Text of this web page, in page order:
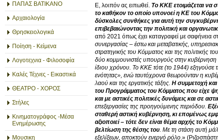
ΠΑΠΑΣ ΒΑΤΙΚΑΝΟ
Αρχαιολογία
Θρησκειολογικά
Ποίηση - Κείμενα
Λογοτεχνια - Φιλοσοφία
Καλές Τέχνες - Εικαστικά
ΘΕΑΤΡΟ - ΧΟΡΟΣ
Στήλες
Κινηματογράφος -Μέσα
Ενημέρωσης
Μουσικη
Ε, λοιπόν ας ειπωθεί. Το ΚΚΕ ετοιμάζεται να
το καθήκον το οποίο υπονοεί η ΚΕ του
δύσκολες συνθήκες για αυτή την
επιβεβαιώνοντας την πολιτική και
από 2021 όπως έχει καταγραφεί με σαφήνεια
συνεργασίας – έστω και μεταβατικής,
στρατηγικής του Κόμματος και της πολιτικής
δύο κομμουνιστές υπουργούς στην
ίδιου χρόνου. Το ΚΚΕ τότε (το 1944) εξηγούσε
ενότητας», ενώ ταυτόχρονα θεωρούνταν η
λαού και της εργατικής τάξης. Η συμμετοχή
του Προγράμματος του Κόμματος που είχε
και με αστικές πολιτικές δυνάμεις και σε
επεξεργασίες της προηγούμενης περιόδου.
σταθερή αστική κυβέρνηση, κι επομένως
αξιοποιεί – τότε δεν είναι θέμα αρχής το
βελτίωση της θέσης του . Με τη στάση αυτή
εξελίξεων, αποκτούν ενεργό ρόλο .»